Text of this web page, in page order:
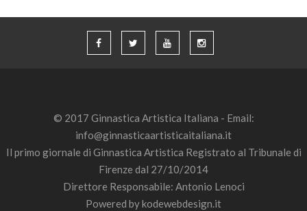
© 2017 Ginnastica Artistica Italiana - Email:
info@ginnasticaartisticaitaliana.it
Il primo giornale di Ginnastica Artistica Registrato al Tribunale di
Firenze dal 27/10/2014
Direttore Responsabile: Antonio Lenoci
Powered bykodewebdesign.it